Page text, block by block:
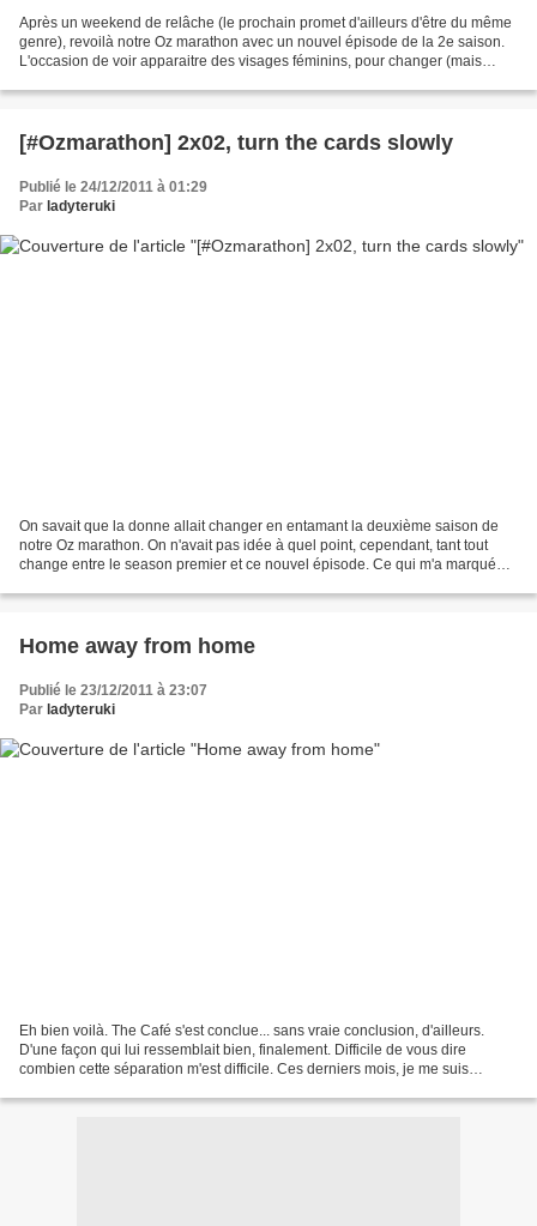
Après un weekend de relâche (le prochain promet d'ailleurs d'être du même
genre), revoilà notre Oz marathon avec un nouvel épisode de la 2e saison.
L'occasion de voir apparaitre des visages féminins, pour changer (mais
[#Ozmarathon] 2x02, turn the cards slowly
Publié le 24/12/2011 à 01:29
Par ladyteruki
On savait que la donne allait changer en entamant la deuxième saison de
notre Oz marathon. On n'avait pas idée à quel point, cependant, tant tout
change entre le season premier et ce nouvel épisode. Ce qui m'a marquée,
Home away from home
Publié le 23/12/2011 à 23:07
Par ladyteruki
Eh bien voilà. The Café s'est conclue... sans vraie conclusion, d'ailleurs.
D'une façon qui lui ressemblait bien, finalement. Difficile de vous dire
combien cette séparation m'est difficile. Ces derniers mois, je me suis